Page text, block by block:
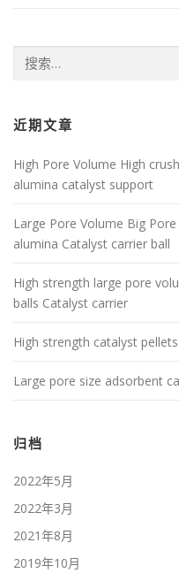
索：
近期文章
High Pore Volume High
alumina catalyst support
Large Pore Volume Big
alumina Catalyst carrier ball
High strength large pore
balls Catalyst carrier
High strength catalyst
Large pore size adsorbent
归档
2022年5月
2022年3月
2021年8月
2019年10月